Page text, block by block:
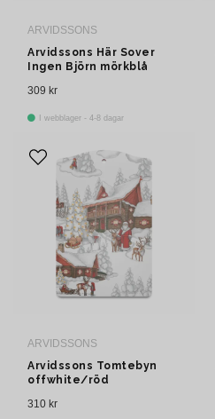
ARVIDSSONS
Arvidssons Här Sover
Ingen Björn mörkblå
309 kr
I webblager - 4-8 dagar
ARVIDSSONS
Arvidssons Tomtebyn
offwhite/röd
310 kr